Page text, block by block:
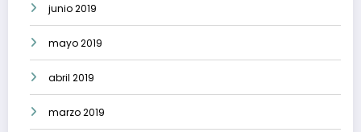
junio 2019
mayo 2019
abril 2019
marzo 2019